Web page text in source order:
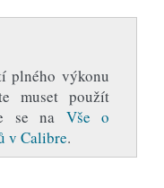
plného výkonu
muset použít
se na Vše o
v Calibre.